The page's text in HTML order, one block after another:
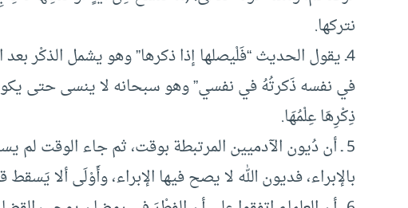
نتركها.
4ـ يقول الحديث “فَلْيصلها إذا ذكرها” وهو يشمل الذكْر
في نفسه ذَكرتُهُ في نفسي” وهو سبحانه لا ينسى حتى
ذِكْرِهَا عِلْمُهَا.
5 ـ أن دُيون الآدميين المرتبطة بوقت، ثم جاء الوقت
بالإبراء، فديون الله لا يصح فيها الإبراء، وأَوْلَى ألا